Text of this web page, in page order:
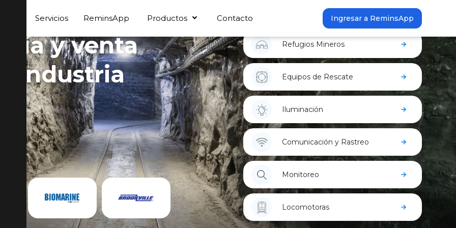
Servicios ReminsApp Productos Contacto Ingresar a ReminsApp
y venta
industria
Refugios Mineros
Equipos de Rescate
Iluminación
Comunicación y Rastreo
Monitoreo
Locomotoras